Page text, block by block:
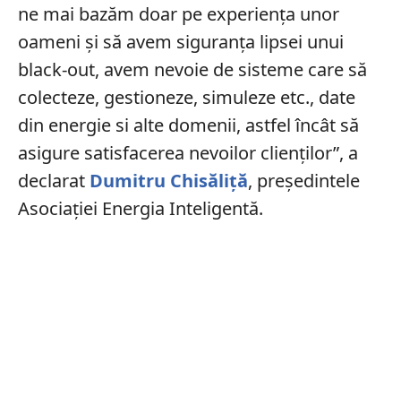
ne mai bazăm doar pe experiența unor
oameni și să avem siguranța lipsei unui
black-out, avem nevoie de sisteme care să
colecteze, gestioneze, simuleze etc., date
din energie si alte domenii, astfel încât să
asigure satisfacerea nevoilor clienților”, a
declarat Dumitru Chisăliță, președintele
Asociației Energia Inteligentă.